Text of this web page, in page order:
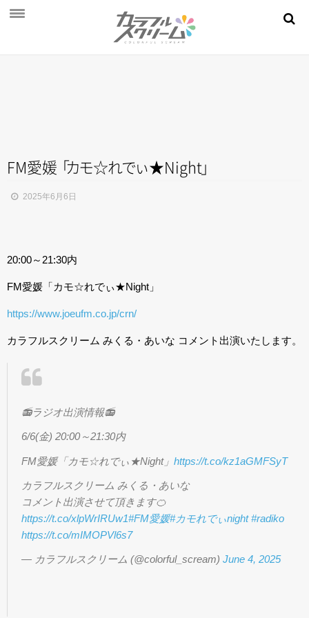
MOVIE
AUDITION
FM愛媛「カモ☆れでぃ★Night」
2025年6月6日
20:00～21:30内
FM愛媛「カモ☆れでぃ★Night」
https://www.joeufm.co.jp/crn/
カラフルスクリーム みくる・あいな コメント出演いたします。
📻ラジオ出演情報📻
6/6(金) 20:00～21:30内
FM愛媛「カモ☆れでぃ★Night」 https://t.co/kz1aGMFSyT
カラフルスクリーム みくる・あいな
コメント出演させて頂きます🍊
https://t.co/xlpWrIRUw1#FM愛媛#カモれでぃnight #radiko
https://t.co/mIMOPVl6s7
— カラフルスクリーム (@colorful_scream) June 4, 2025